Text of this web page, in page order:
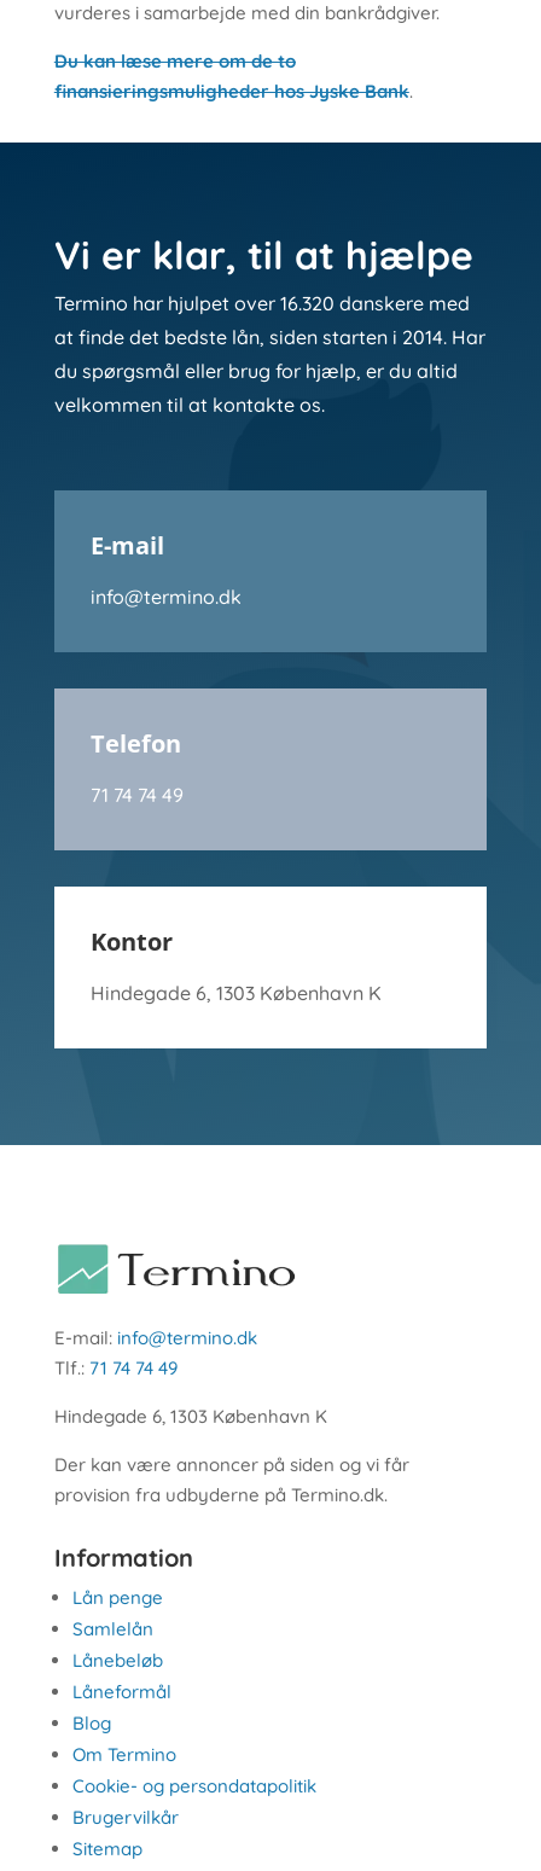
vurderes i samarbejde med din bankrådgiver.
Du kan læse mere om de to
finansieringsmuligheder hos Jyske Bank.
Vi er klar, til at hjælpe
Termino har hjulpet over 16.320 danskere med
at finde det bedste lån, siden starten i 2014. Har
du spørgsmål eller brug for hjælp, er du altid
velkommen til at kontakte os.
E-mail
info@termino.dk
Telefon
71 74 74 49
Kontor
Hindegade 6, 1303 København K
E-mail: info@termino.dk
Tlf.: 71 74 74 49
Hindegade 6, 1303 København K
Der kan være annoncer på siden og vi får
provision fra udbyderne på Termino.dk.
Information
Lån penge
Samlelån
Lånebeløb
Låneformål
Blog
Om Termino
Cookie- og persondatapolitik
Brugervilkår
Sitemap